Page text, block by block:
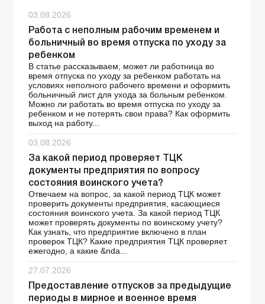
03.08.2026
Работа с неполным рабочим временем и
больничный во время отпуска по уходу за
ребенком
В статье рассказываем, может ли работница во
время отпуска по уходу за ребенком работать на
условиях неполного рабочего времени и оформить
больничный лист для ухода за больным ребенком.
Можно ли работать во время отпуска по уходу за
ребенком и не потерять свои права? Как оформить
выход на работу...
03.08.2026
За какой период проверяет ТЦК
документы предприятия по вопросу
состояния воинского учета?
Отвечаем на вопрос, за какой период ТЦК может
проверить документы предприятия, касающиеся
состояния воинского учета. За какой период ТЦК
может проверять документы по воинскому учету?
Как узнать, что предприятие включено в план
проверок ТЦК? Какие предприятия ТЦК проверяет
ежегодно, а какие &nda...
27.07.2026
Предоставление отпусков за предыдущие
периоды в мирное и военное время